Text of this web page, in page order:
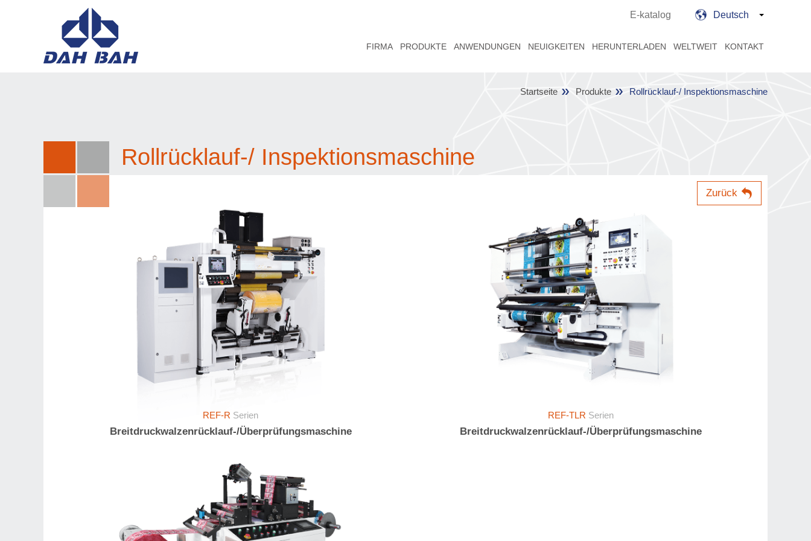
Deutsch
E-katalog
FIRMA PRODUKTE ANWENDUNGEN NEUIGKEITEN HERUNTERLADEN WELTWEIT KONTAKT
Startseite Produkte Rollrücklauf-/ Inspektionsmaschine
Zurück
Rollrücklauf-/ Inspektionsmaschine
REF-R Serien
Breitdruckwalzenrücklauf-/Überprüfungsmaschine
REF-TLR Serien
Breitdruckwalzenrücklauf-/Überprüfungsmaschine